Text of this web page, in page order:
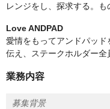
レンジをし、探求する。も
Love ANDPAD
愛情をもってアンドパッ
伝え、ステークホルダー全
業務内容
募集背景